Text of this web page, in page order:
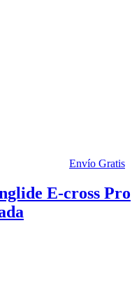
Envío Gratis
E-cross Pro